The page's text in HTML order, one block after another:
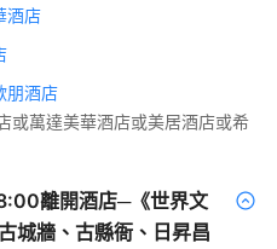
酒店
朋酒店
或萬達美華酒店或美居酒店或希
離開酒店─《世界文
城牆、古縣衙、日昇昌